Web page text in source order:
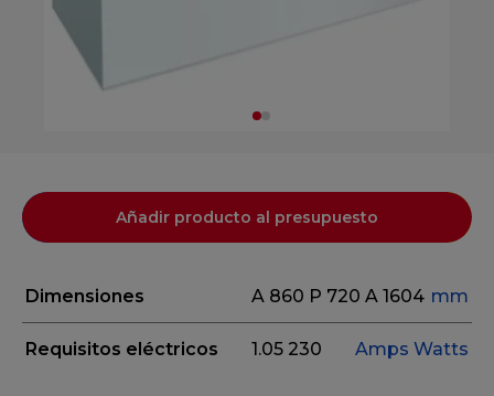
Añadir producto al presupuesto
Dimensiones A 860 P 720 A 1604 mm
Requisitos eléctricos 1.05 230 Amps Watts